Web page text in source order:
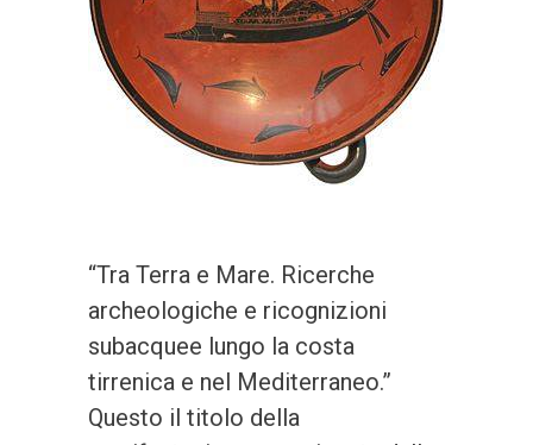
“Tra Terra e Mare. Ricerche
archeologiche e ricognizioni
subacquee lungo la costa
tirrenica e nel Mediterraneo.”
Questo il titolo della